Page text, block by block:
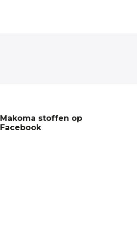
Makoma stoffen op
Facebook